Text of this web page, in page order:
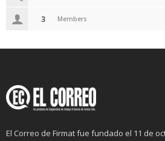
3 Members
El Correo de Firmat fue fundado el 11 de